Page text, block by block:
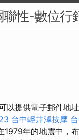
聯性-數位行
以提供電子郵件地
台中輕井澤按摩
1979年的地震中，